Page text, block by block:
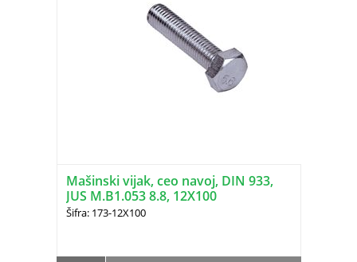
Mašinski vijak, ceo navoj, DIN 933,
JUS M.B1.053 8.8, 12X100
Šifra: 173-12X100